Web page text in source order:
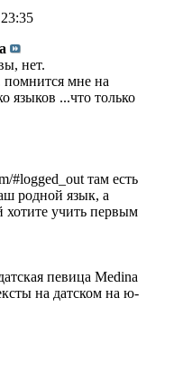
23:35
нет.
помнится мне на
языков ...что только
#logged_out там есть
родной язык, а
хотите учить первым
певица Medina
на датском на ю-